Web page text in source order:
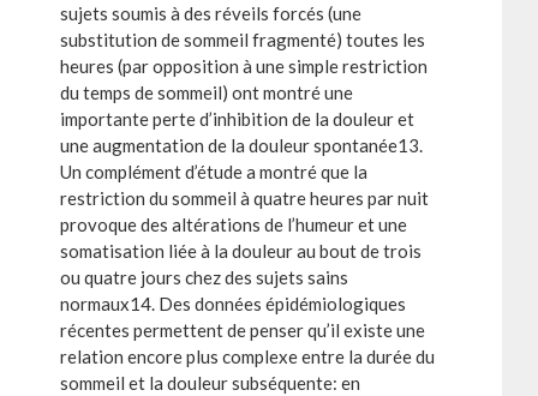
sujets soumis à des réveils forcés (une
substitution de sommeil fragmenté) toutes les
heures (par opposition à une simple restriction
du temps de sommeil) ont montré une
importante perte d’inhibition de la douleur et
une augmentation de la douleur spontanée13.
Un complément d’étude a montré que la
restriction du sommeil à quatre heures par nuit
provoque des altérations de l’humeur et une
somatisation liée à la douleur au bout de trois
ou quatre jours chez des sujets sains
normaux14. Des données épidémiologiques
récentes permettent de penser qu’il existe une
relation encore plus complexe entre la durée du
sommeil et la douleur subséquente: en